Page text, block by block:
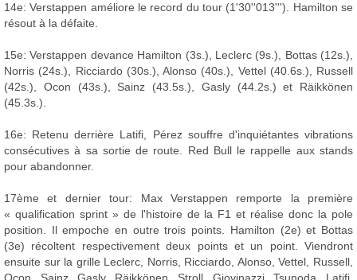
14e: Verstappen améliore le record du tour (1'30''013'''). Hamilton se
résout à la défaite.
15e: Verstappen devance Hamilton (3s.), Leclerc (9s.), Bottas (12s.),
Norris (24s.), Ricciardo (30s.), Alonso (40s.), Vettel (40.6s.), Russell
(42s.), Ocon (43s.), Sainz (43.5s.), Gasly (44.2s.) et Räikkönen
(45.3s.).
16e: Retenu derrière Latifi, Pérez souffre d'inquiétantes vibrations
consécutives à sa sortie de route. Red Bull le rappelle aux stands
pour abandonner.
17ème et dernier tour: Max Verstappen remporte la première
« qualification sprint » de l'histoire de la F1 et réalise donc la pole
position. Il empoche en outre trois points. Hamilton (2e) et Bottas
(3e) récoltent respectivement deux points et un point. Viendront
ensuite sur la grille Leclerc, Norris, Ricciardo, Alonso, Vettel, Russell,